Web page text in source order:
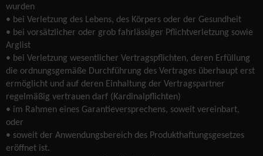
wurden
• bei Verletzung des Lebens, des Körpers oder der Gesundheit
• bei vorsätzlicher oder grob fahrlässiger Pflichtverletzung sowie
Arglist
• bei Verletzung wesentlicher Vertragspflichten, deren Erfüllung
die ordnungsgemäße Durchführung des Vertrages überhaupt erst
ermöglicht und auf deren Einhaltung der Vertragspartner
regelmäßig vertrauen darf (Kardinalpflichten)
• im Rahmen eines Garantieversprechens, soweit vereinbart,
oder
• soweit der Anwendungsbereich des Produkthaftungsgesetzes
eröffnet ist.